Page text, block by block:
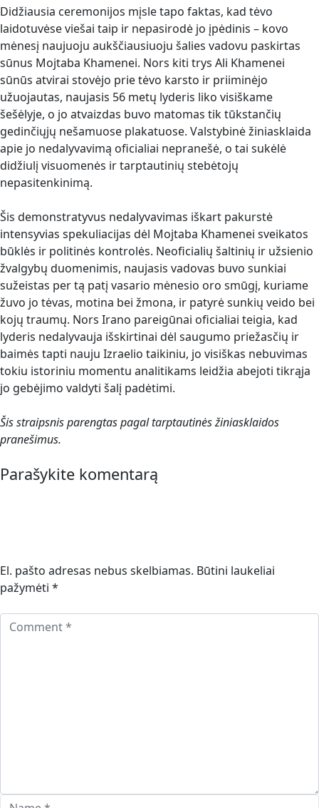
Didžiausia ceremonijos mįsle tapo faktas, kad tėvo
laidotuvėse viešai taip ir nepasirodė jo įpėdinis – kovo
mėnesį naujuoju aukščiausiuoju šalies vadovu paskirtas
sūnus Mojtaba Khamenei. Nors kiti trys Ali Khamenei
sūnūs atvirai stovėjo prie tėvo karsto ir priiminėjo
užuojautas, naujasis 56 metų lyderis liko visiškame
šešėlyje, o jo atvaizdas buvo matomas tik tūkstančių
gedinčiųjų nešamuose plakatuose. Valstybinė žiniasklaida
apie jo nedalyvavimą oficialiai nepranešė, o tai sukėlė
didžiulį visuomenės ir tarptautinių stebėtojų
nepasitenkinimą.
Šis demonstratyvus nedalyvavimas iškart pakurstė
intensyvias spekuliacijas dėl Mojtaba Khamenei sveikatos
būklės ir politinės kontrolės. Neoficialių šaltinių ir užsienio
žvalgybų duomenimis, naujasis vadovas buvo sunkiai
sužeistas per tą patį vasario mėnesio oro smūgį, kuriame
žuvo jo tėvas, motina bei žmona, ir patyrė sunkių veido bei
kojų traumų. Nors Irano pareigūnai oficialiai teigia, kad
lyderis nedalyvauja išskirtinai dėl saugumo priežasčių ir
baimės tapti nauju Izraelio taikiniu, jo visiškas nebuvimas
tokiu istoriniu momentu analitikams leidžia abejoti tikrąja
jo gebėjimo valdyti šalį padėtimi.
Šis straipsnis parengtas pagal tarptautinės žiniasklaidos
pranešimus.
Parašykite komentarą
El. pašto adresas nebus skelbiamas. Būtini laukeliai
pažymėti *